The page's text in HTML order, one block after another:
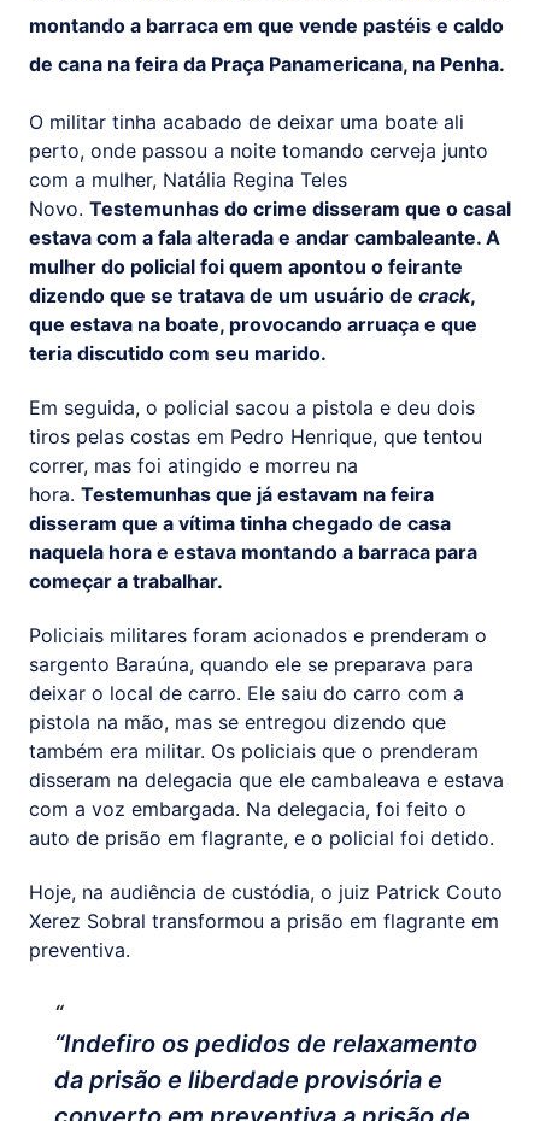
montando a barraca em que vende pastéis e caldo
de cana na feira da Praça Panamericana, na Penha.
O militar tinha acabado de deixar uma boate ali
perto, onde passou a noite tomando cerveja junto
com a mulher, Natália Regina Teles
Novo. Testemunhas do crime disseram que o casal
estava com a fala alterada e andar cambaleante. A
mulher do policial foi quem apontou o feirante
dizendo que se tratava de um usuário de crack,
que estava na boate, provocando arruaça e que
teria discutido com seu marido.
Em seguida, o policial sacou a pistola e deu dois
tiros pelas costas em Pedro Henrique, que tentou
correr, mas foi atingido e morreu na
hora. Testemunhas que já estavam na feira
disseram que a vítima tinha chegado de casa
naquela hora e estava montando a barraca para
começar a trabalhar.
Policiais militares foram acionados e prenderam o
sargento Baraúna, quando ele se preparava para
deixar o local de carro. Ele saiu do carro com a
pistola na mão, mas se entregou dizendo que
também era militar. Os policiais que o prenderam
disseram na delegacia que ele cambaleava e estava
com a voz embargada. Na delegacia, foi feito o
auto de prisão em flagrante, e o policial foi detido.
Hoje, na audiência de custódia, o juiz Patrick Couto
Xerez Sobral transformou a prisão em flagrante em
preventiva.
“Indefiro os pedidos de relaxamento
da prisão e liberdade provisória e